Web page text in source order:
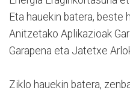
Eta hauekin batera, beste
Anitzetako Aplikazioak
Garapena eta Jatetxe
Ziklo hauekin batera,